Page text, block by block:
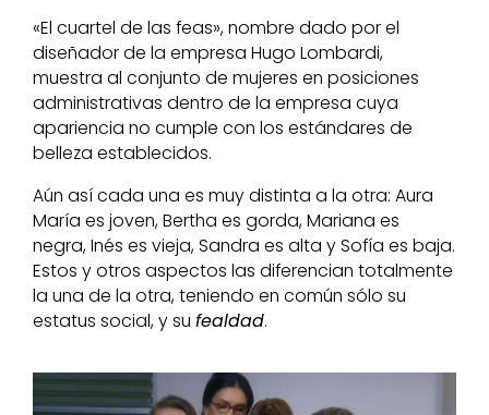
«El cuartel de las feas», nombre dado por el
diseñador de la empresa Hugo Lombardi,
muestra al conjunto de mujeres en posiciones
administrativas dentro de la empresa cuya
apariencia no cumple con los estándares de
belleza establecidos.
Aún así cada una es muy distinta a la otra: Aura
María es joven, Bertha es gorda, Mariana es
negra, Inés es vieja, Sandra es alta y Sofía es baja.
Estos y otros aspectos las diferencian totalmente
la una de la otra, teniendo en común sólo su
estatus social, y su fealdad.